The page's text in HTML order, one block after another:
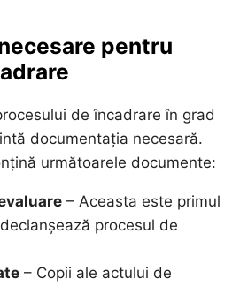
pentru
de încadrare în grad
documentația necesară.
următoarele documente:
– Aceasta este primul
procesul de
– Copii ale actului de